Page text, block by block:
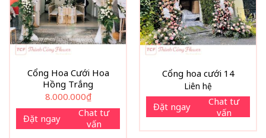
Cổng Hoa Cưới Hoa
Hồng Trắng
8.000.000₫
Đặt ngay
Chat tư
vấn
Cổng hoa cưới 14
Liên hệ
Đặt ngay
Chat tư
vấn